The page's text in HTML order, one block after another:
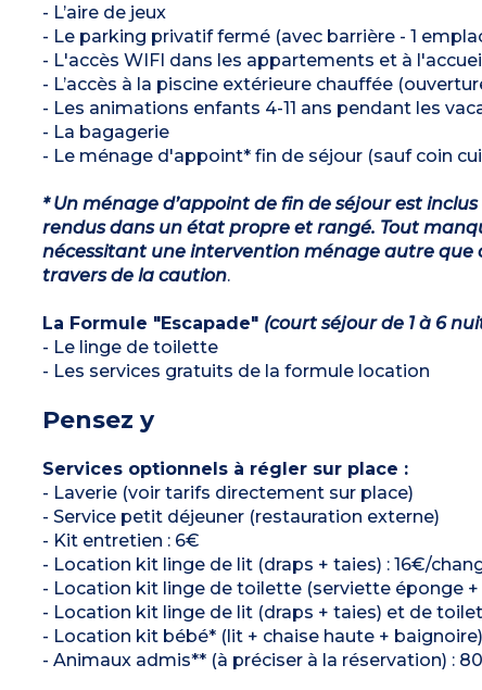
- L’aire de jeux
- Le parking privatif fermé (avec barrière - 1
- L'accès WIFI dans les appartements et à
- L’accès à la piscine extérieure chauffée
- Les animations enfants 4-11 ans pendant les
- La bagagerie
- Le ménage d'appoint* fin de séjour (sauf coin
* Un ménage d’appoint de fin de séjour est
rendus dans un état propre et rangé. Tout
nécessitant une intervention ménage autre que
travers de la caution.
La Formule "Escapade" (court séjour de 1 à 6
- Le linge de toilette
- Les services gratuits de la formule location
Pensez y
Services optionnels à régler sur place :
- Laverie (voir tarifs directement sur place)
- Service petit déjeuner (restauration externe)
- Kit entretien : 6€
- Location kit linge de lit (draps + taies) : 16€/
- Location kit linge de toilette (serviette éponge
- Location kit linge de lit (draps + taies) et de
- Location kit bébé* (lit + chaise haute +
- Animaux admis** (à préciser à la réservation) :